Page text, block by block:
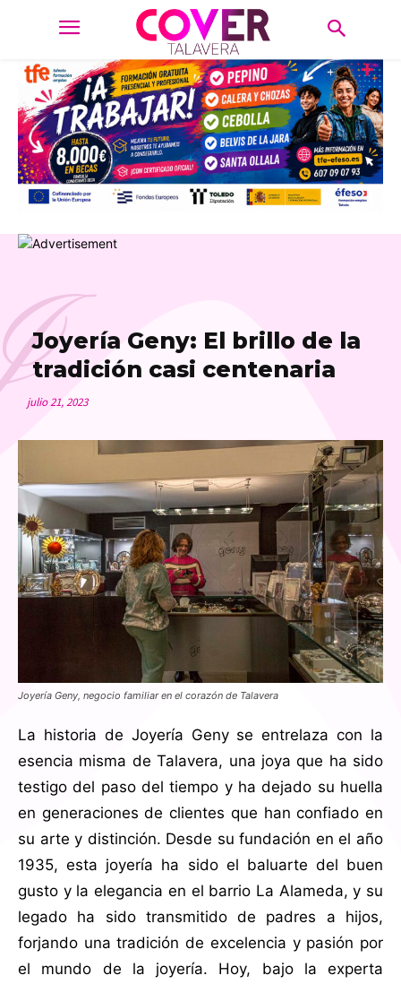
Joyería Geny: El brillo de la
tradición casi centenaria
julio 21, 2023
Joyería Geny, negocio familiar en el corazón de Talavera
La historia de Joyería Geny se entrelaza con la
esencia misma de Talavera, una joya que ha sido
testigo del paso del tiempo y ha dejado su huella
en generaciones de clientes que han confiado en
su arte y distinción. Desde su fundación en el año
1935, esta joyería ha sido el baluarte del buen
gusto y la elegancia en el barrio La Alameda, y su
legado ha sido transmitido de padres a hijos,
forjando una tradición de excelencia y pasión por
el mundo de la joyería. Hoy, bajo la experta